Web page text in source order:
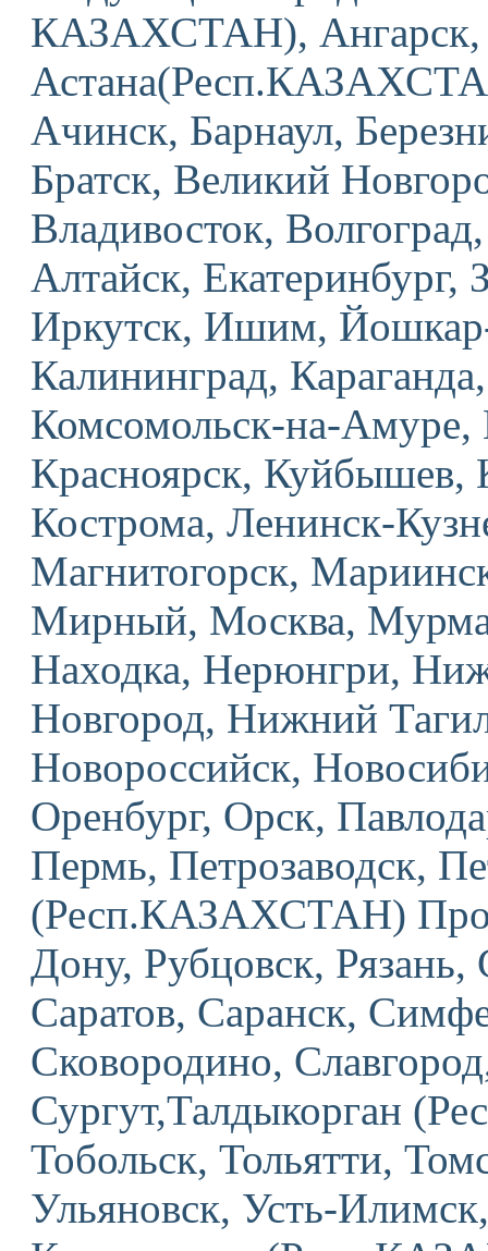
КАЗАХСТАН), Ангарск,
Ачинск, Барнаул,
Братск, Великий
Владивосток,
Алтайск, Екатеринбург,
Иркутск, Ишим,
Калининград,
Комсомольск-на-Амуре,
Красноярск,
Кострома, Ленинск-
Магнитогорск,
Мирный, Москва,
Находка, Нерюнгри,
Новгород, Нижний
Новороссийск,
Оренбург, Орск,
Пермь, Петрозаводск,
(Респ.КАЗАХСТАН)
Дону, Рубцовск, Рязань,
Саратов, Саранск,
Сковородино,
Сургут,Талдыкорган
Тобольск, Тольятти,
Ульяновск, Усть-